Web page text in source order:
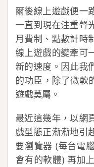
爾後線上遊戲便一
一直到現在注重聲
月費制、點數計時
線上遊戲的變牽可
新的速度。因此我
的功臣，除了微軟
遊戲莫屬。
最近這幾年，以網
戲型態正漸漸地引
要瀏覽器 (每台電
會有的軟體) 再加